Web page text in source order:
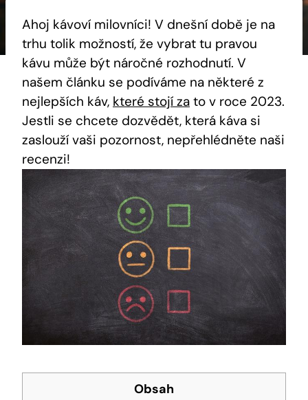
Ahoj ‍kávoví milovníci! V dnešní době je ⁤na
trhu ‌tolik možností, že vybrat tu⁤ pravou
kávu může ​být‍ náročné ⁤rozhodnutí.‍ V ​
našem článku ‌se podíváme na některé z
nejlepších káv, které stojí​ za to v⁤ roce ‍2023.
Jestli​ se⁣ chcete dozvědět,⁤ která ‍káva si
zaslouží vaši⁣ pozornost, ⁣nepřehlédněte naši
recenzi!
Obsah